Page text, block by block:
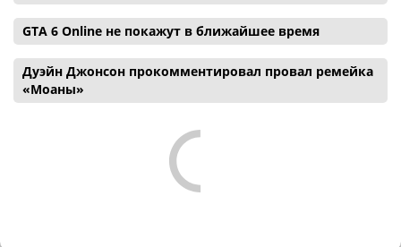
GTA 6 Online не покажут в ближайшее время
Дуэйн Джонсон прокомментировал провал ремейка
«Моаны»